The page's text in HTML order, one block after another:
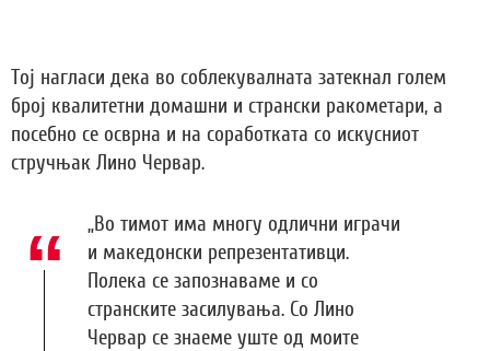
Тој нагласи дека во соблекувалната затекнал голем
број квалитетни домашни и странски ракометари, а
посебно се осврна и на соработката со искусниот
стручњак Лино Червар.
„Во тимот има многу одлични играчи
и македонски репрезентативци.
Полека се запознаваме и со
странските засилувања. Со Лино
Червар се знаеме уште од моите